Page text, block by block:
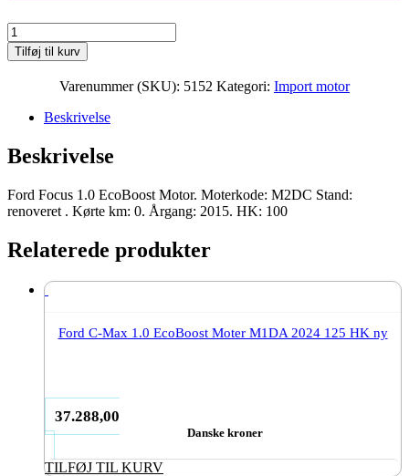
pris
var:
26.998,00Danske
er:
Ford
Focus
1.0
EcoBoost
M2DC
HK
antal
Tilføj til kurv
Varenummer (SKU): 5152 Kategori: Import motor
Beskrivelse
Beskrivelse
Ford Focus 1.0 EcoBoost Motor. Moterkode: M2DC Stand:
renoveret . Kørte km: 0. Årgang: 2015. HK: 100
Relaterede produkter
Ford C-Max 1.0 EcoBoost Moter M1DA 2024 125 HK ny
37.288,00
Danske kroner
TILFØJ TIL KURV